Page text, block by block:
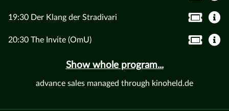
19:30 Der Klang der Stradivari
20:30 The Invite (OmU)
Show whole program...
advance sales managed through kinoheld.de